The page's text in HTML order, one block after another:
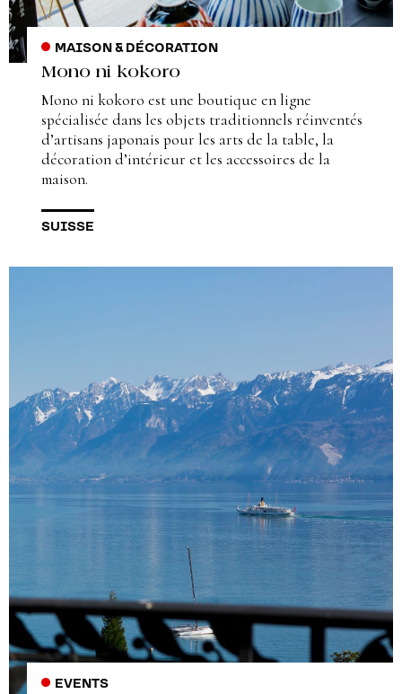
MAISON & DÉCORATION
Mono ni kokoro
Mono ni kokoro est une boutique en ligne
spécialisée dans les objets traditionnels réinventés
d’artisans japonais pour les arts de la table, la
décoration d’intérieur et les accessoires de la
maison.
SUISSE
EVENTS